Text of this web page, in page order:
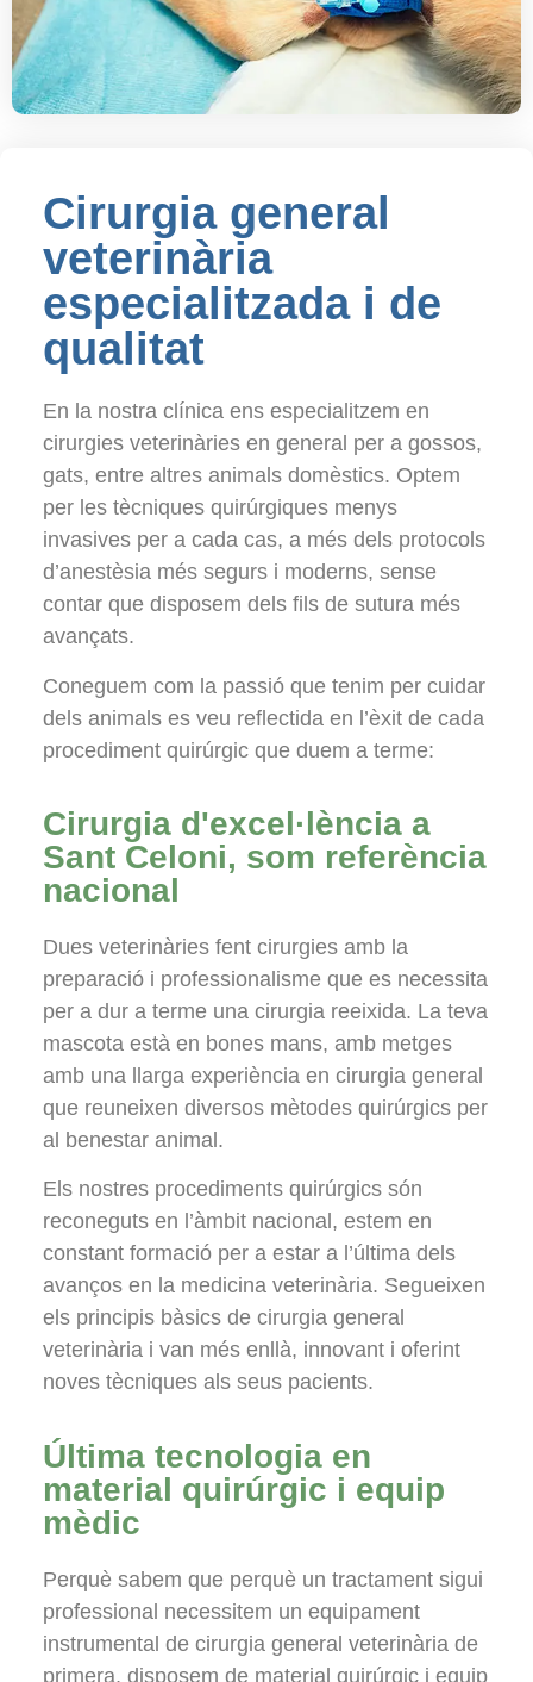
Cirurgia general
veterinària
especialitzada i de
qualitat
En la nostra clínica ens especialitzem en
cirurgies veterinàries en general per a gossos,
gats, entre altres animals domèstics. Optem
per les tècniques quirúrgiques menys
invasives per a cada cas, a més dels protocols
d’anestèsia més segurs i moderns, sense
contar que disposem dels fils de sutura més
avançats.
Coneguem com la passió que tenim per cuidar
dels animals es veu reflectida en l’èxit de cada
procediment quirúrgic que duem a terme:
Cirurgia d'excel·lència a
Sant Celoni, som referència
nacional
Dues veterinàries fent cirurgies amb la
preparació i professionalisme que es necessita
per a dur a terme una cirurgia reeixida. La teva
mascota està en bones mans, amb metges
amb una llarga experiència en cirurgia general
que reuneixen diversos mètodes quirúrgics per
al benestar animal.
Els nostres procediments quirúrgics són
reconeguts en l’àmbit nacional, estem en
constant formació per a estar a l’última dels
avanços en la medicina veterinària. Segueixen
els principis bàsics de cirurgia general
veterinària i van més enllà, innovant i oferint
noves tècniques als seus pacients.
Última tecnologia en
material quirúrgic i equip
mèdic
Perquè sabem que perquè un tractament sigui
professional necessitem un equipament
instrumental de cirurgia general veterinària de
primera, disposem de material quirúrgic i equip